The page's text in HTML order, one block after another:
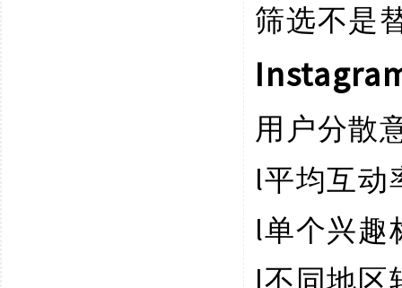
筛选不是
用户分散
l平均互动
l单个兴趣
l不同地区